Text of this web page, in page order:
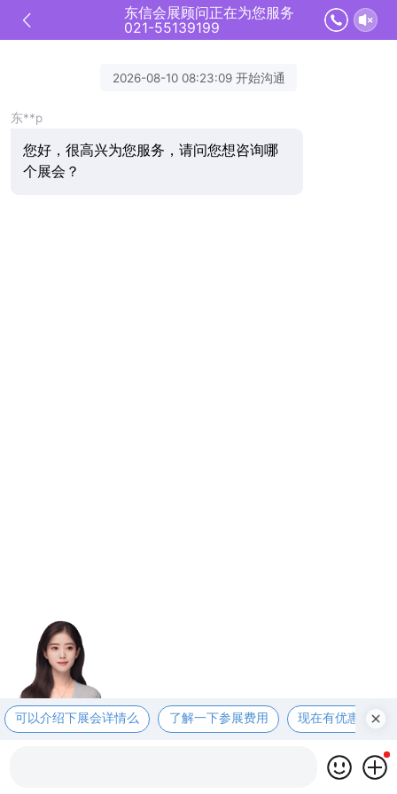
东信会展顾问正在为您服务
021-55139199
2026-08-10 08:23:09 开始沟通
东**p
您好，很高兴为您服务，请问您想咨询哪
个展会？
可以介绍下展会详情么 了解一下参展费用 现在有优惠活动吗